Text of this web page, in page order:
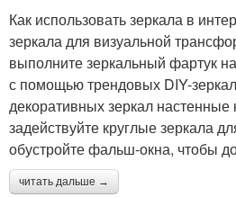
Как использовать зеркала в
зеркала для визуальной
выполните зеркальный фартук
с помощью трендовых DIY-
декоративных зеркал настенные
задействуйте круглые зеркала
обустройте фальш-окна, чтобы
читать дальше →